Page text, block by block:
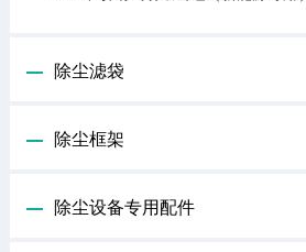
除尘滤袋
除尘框架
除尘设备专用配件